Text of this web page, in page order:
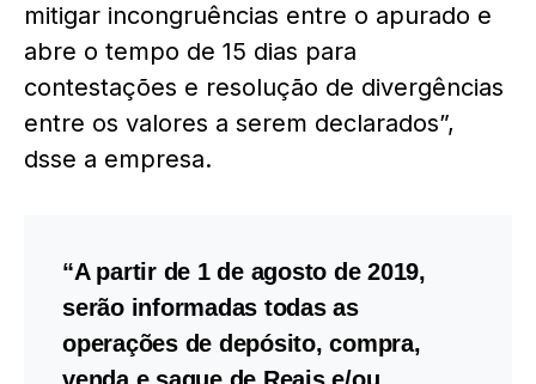
mitigar incongruências entre o apurado e
abre o tempo de 15 dias para
contestações e resolução de divergências
entre os valores a serem declarados”,
dsse a empresa.
“A partir de 1 de agosto de 2019,
serão informadas todas as
operações de depósito, compra,